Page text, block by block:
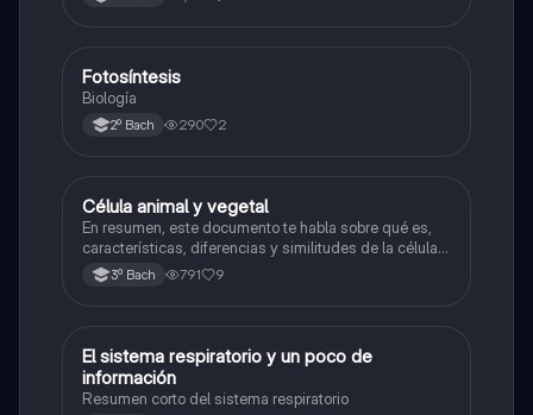
Biología
Fotosíntesis
Biología
2º Bach 290 2
Biología
Célula animal y vegetal
En resumen, este documento te habla sobre qué es,
características, diferencias y similitudes de la célula
animal y célula vegetal.💗
3º Bach 791 9
Biología
El sistema respiratorio y un poco de
información
Resumen corto del sistema respiratorio